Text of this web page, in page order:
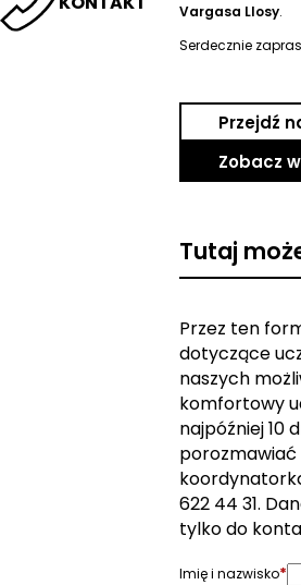
Vargasa Llosy.
Serdecznie
Przejdź
Zobacz
Tutaj
Przez ten
dotyczące
naszych
komfortowy
najpóźniej 10
porozmawiać
622 44 31.
tylko do
Imię i nazwisko*